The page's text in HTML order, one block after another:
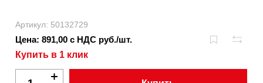
Артикул: 50132729
Цена: 891,00 с НДС руб./шт.
Купить в 1 клик